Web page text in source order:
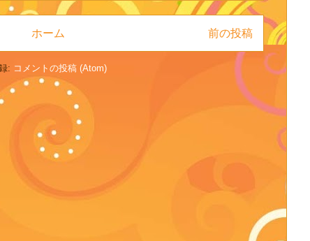
前の投稿
ホーム
: コメントの投稿 (Atom)